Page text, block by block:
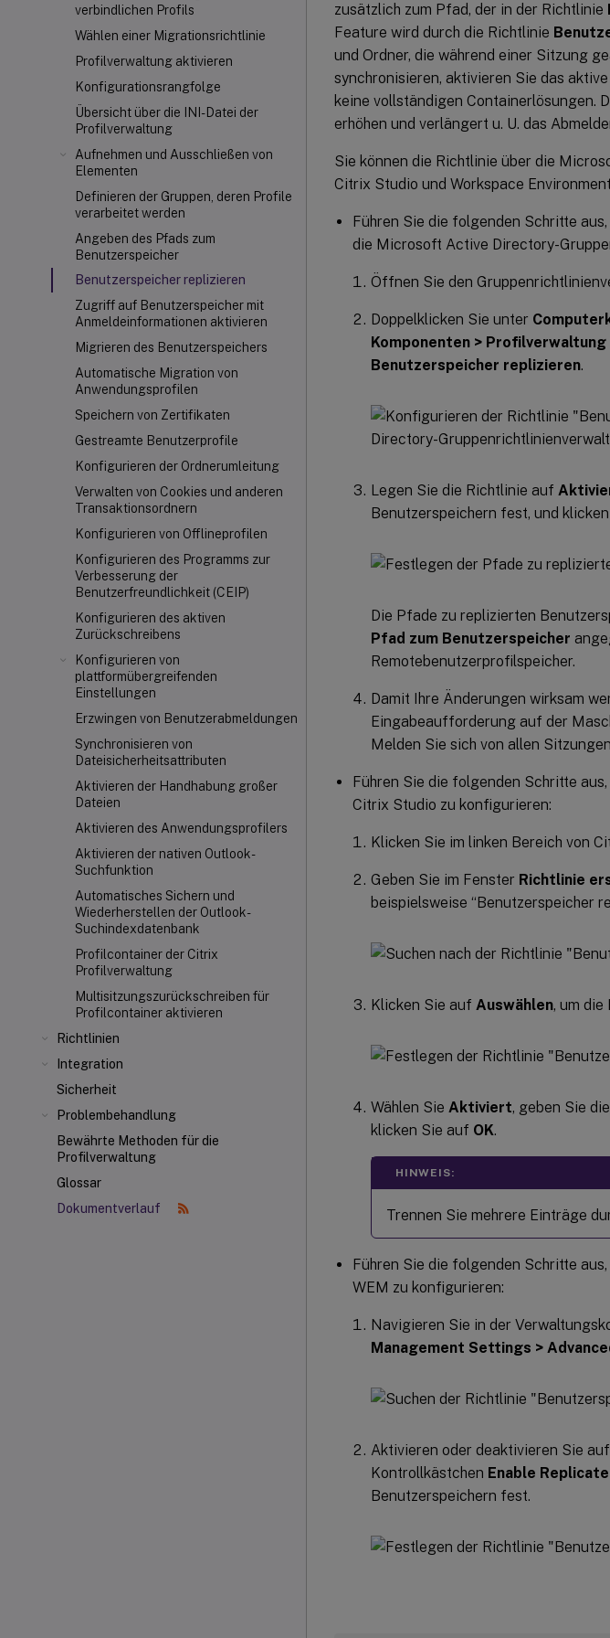
verbindlichen Profils
Wählen einer Migrationsrichtlinie
Profilverwaltung aktivieren
Konfigurationsrangfolge
Übersicht über die INI-Datei der
Profilverwaltung
Aufnehmen und Ausschließen von
Elementen
Definieren der Gruppen, deren Profile
verarbeitet werden
Angeben des Pfads zum
Benutzerspeicher
Benutzerspeicher replizieren
Zugriff auf Benutzerspeicher mit
Anmeldeinformationen aktivieren
Migrieren des Benutzerspeichers
Automatische Migration von
Anwendungsprofilen
Speichern von Zertifikaten
Gestreamte Benutzerprofile
Konfigurieren der Ordnerumleitung
Verwalten von Cookies und anderen
Transaktionsordnern
Konfigurieren von Offlineprofilen
Konfigurieren des Programms zur
Verbesserung der
Benutzerfreundlichkeit (CEIP)
Konfigurieren des aktiven
Zurückschreibens
Konfigurieren von
plattformübergreifenden
Einstellungen
Erzwingen von Benutzerabmeldungen
Synchronisieren von
Dateisicherheitsattributen
Aktivieren der Handhabung großer
Dateien
Aktivieren des Anwendungsprofilers
Aktivieren der nativen Outlook-
Suchfunktion
Automatisches Sichern und
Wiederherstellen der Outlook-
Suchindexdatenbank
Profilcontainer der Citrix
Profilverwaltung
Multisitzungszurückschreiben für
Profilcontainer aktivieren
Richtlinien
Integration
Sicherheit
Problembehandlung
Bewährte Methoden für die
Profilverwaltung
Glossar
Dokumentverlauf
zusätzlich zum Pfad, der in der Richtlinie
Feature wird durch die Richtlinie
und Ordner, die während einer Sitzung
synchronisieren, aktivieren Sie das
keine vollständigen Containerlösungen.
erhöhen und verlängert u. U. das
Sie können die Richtlinie über die
Citrix Studio und Workspace
Führen Sie die folgenden Schritte
die Microsoft Active Directory-
Öffnen Sie den
Doppelklicken Sie unter
Komponenten >
Benutzerspeicher replizieren.
Legen Sie die Richtlinie auf
Benutzerspeichern fest, und
Die Pfade zu replizierten
Pfad zum Benutzerspeicher
Remotebenutzerprofilspeicher.
Damit Ihre Änderungen wirksam
Eingabeaufforderung auf der
Melden Sie sich von allen
Führen Sie die folgenden Schritte
Citrix Studio zu konfigurieren:
Klicken Sie im linken Bereich von
Geben Sie im Fenster Richtlinie
beispielsweise “Benutzerspeicher
Klicken Sie auf Auswählen, um die
Wählen Sie Aktiviert, geben Sie
klicken Sie auf OK.
HINWEIS:
Trennen Sie mehrere Einträge
Führen Sie die folgenden Schritte
WEM zu konfigurieren:
Navigieren Sie in der
Management Settings >
Aktivieren oder deaktivieren Sie
Kontrollkästchen Enable
Benutzerspeichern fest.